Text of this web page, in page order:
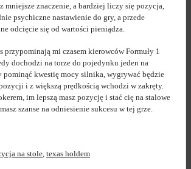
mniejsze znaczenie, a bardziej liczy się pozycja,
psychiczne nastawienie do gry, a przede
odcięcie się od wartości pieniądza.
przypominają mi czasem kierowców Formuły 1
dochodzi na torze do pojedynku jeden na
pominąć kwestię mocy silnika, wygrywać będzie
i z większą prędkością wchodzi w zakręty.
im lepszą masz pozycję i stać cię na stalowe
szanse na odniesienie sukcesu w tej grze.
na stole, texas holdem